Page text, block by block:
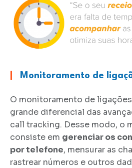
Monitoramento de
O monitoramento de
grande diferencial das
call tracking. Desse modo, o
consiste em gerenciar os
por telefone, mensurar as
rastrear números e outros